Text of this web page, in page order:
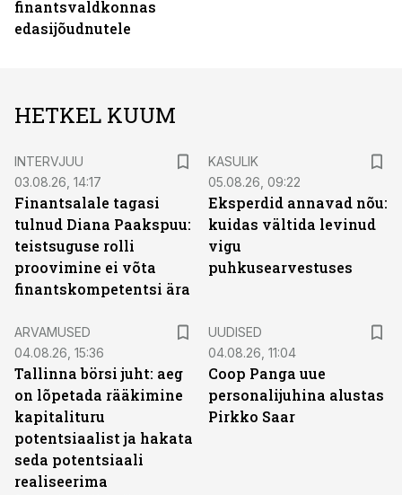
finantsvaldkonnas
edasijõudnutele
HETKEL KUUM
INTERVJUU
03.08.26, 14:17
Finantsalale tagasi
tulnud Diana Paakspuu:
teistsuguse rolli
proovimine ei võta
finantskompetentsi ära
KASULIK
05.08.26, 09:22
Eksperdid annavad nõu:
kuidas vältida levinud
vigu
puhkusearvestuses
ARVAMUSED
04.08.26, 15:36
Tallinna börsi juht: aeg
on lõpetada rääkimine
kapitalituru
potentsiaalist ja hakata
seda potentsiaali
realiseerima
UUDISED
04.08.26, 11:04
Coop Panga uue
personalijuhina alustas
Pirkko Saar